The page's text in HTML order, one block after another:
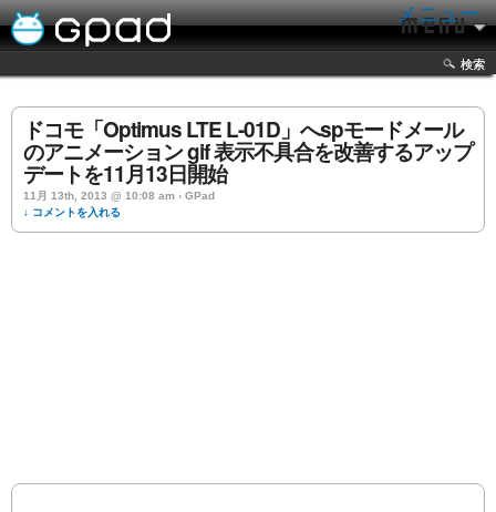
メニュー
検索
ドコモ「Optimus LTE L-01D」へspモードメール
のアニメーション gif 表示不具合を改善するアップ
デートを11月13日開始
11月 13th, 2013 @ 10:08 am › GPad
↓ コメントを入れる